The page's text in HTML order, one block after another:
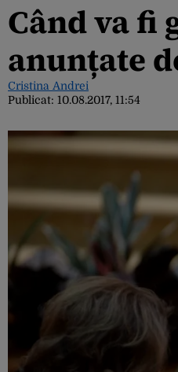
Când va fi
anunțate
Cristina Andrei
Publicat: 10.08.2017, 11:54